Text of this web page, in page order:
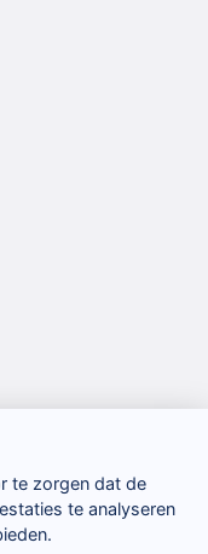
te zorgen dat de
te analyseren